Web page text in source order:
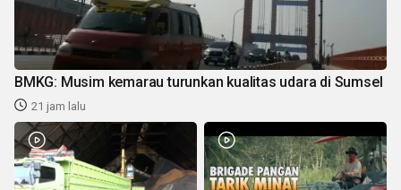
BMKG: Musim kemarau turunkan kualitas udara di Sumsel
21 jam lalu